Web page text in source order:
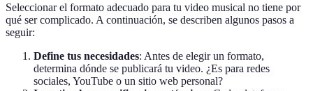
Seleccionar el formato adecuado para tu video musical no tiene por
qué ser complicado. A continuación, se describen algunos pasos a
seguir:
Define tus necesidades: Antes de elegir un formato,
determina dónde se publicará tu video. ¿Es para redes
sociales, YouTube o un sitio web personal?